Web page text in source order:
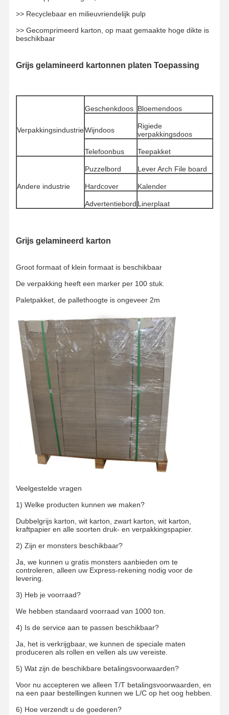
Rondleiding
Door De
Kwaliteitscont
Neem
Nieuws
Bloggen
Grijs karton
Duplexraad
Kleurpapier
Kraftpapier
Geaffineerd karton
Krantenpapierdocument
stenen papier
Kopieerpapier
document vakjes
Papierdraad spoel
Document Hanger
Taartbord
>> Recyclebaar en milieuvriendelijk pulp
>> Gecomprimeerd karton, op maat gemaakte hoge dikte is
beschikbaar
Grijs gelamineerd kartonnen platen Toepassing
Verpakkingsindustrie
Geschenkdoos Bloemendoos
Wijndoos
Rigiede
verpakkingsdoos
Telefoonbus Teepakket
Andere industrie
Puzzelbord Lever Arch File board
Hardcover Kalender
Advertentiebord Linerplaat
Grijs gelamineerd karton
Groot formaat of klein formaat is beschikbaar
De verpakking heeft een marker per 100 stuk.
Paletpakket, de pallethoogte is ongeveer 2m
Veelgestelde vragen
1) Welke producten kunnen we maken?
Dubbelgrijs karton, wit karton, zwart karton, wit karton,
kraftpapier en alle soorten druk- en verpakkingspapier.
2) Zijn er monsters beschikbaar?
Ja, we kunnen u gratis monsters aanbieden om te
controleren, alleen uw Express-rekening nodig voor de
levering.
3) Heb je voorraad?
We hebben standaard voorraad van 1000 ton.
4) Is de service aan te passen beschikbaar?
Ja, het is verkrijgbaar, we kunnen de speciale maten
produceren als rollen en vellen als uw vereiste.
5) Wat zijn de beschikbare betalingsvoorwaarden?
Voor nu accepteren we alleen T/T betalingsvoorwaarden, en
na een paar bestellingen kunnen we L/C op het oog hebben.
6) Hoe verzendt u de goederen?